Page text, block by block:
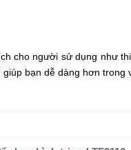
cho người sử dụng như
giúp bạn dễ dàng hơn trong